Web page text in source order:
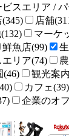
ビスエリア /
店舗
マーケ
鮮魚店(99)
リア(74)
(46) 観光案
カフェ(39)
企業のオ